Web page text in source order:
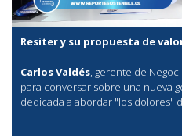
Resiter y su propuesta de
Carlos Valdés, gerente de
para conversar sobre una nueva
dedicada a abordar "los dolores"